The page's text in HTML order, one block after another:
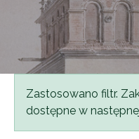
Komunikat
Zastosowano filtr.
dostępne w